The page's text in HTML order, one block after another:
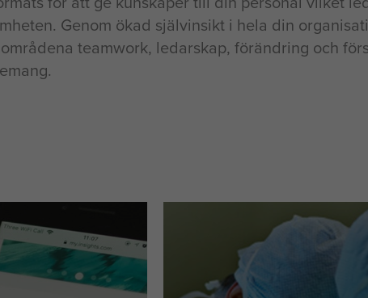
Genom ökad självinsikt i hela din
teamwork, ledarskap, förändring och